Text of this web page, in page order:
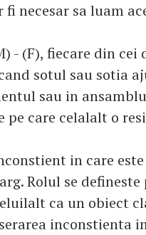
fi necesar sa luam
- (F), fiecare din
sotul sau sotia
sau in
pe care celalalt o
in care
Rolul se
ca un obiect
inconstienta